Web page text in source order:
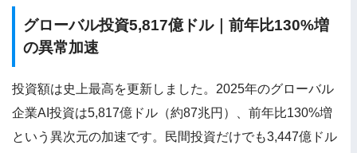
グローバル投資5,817億ドル｜前年比130%増
の異常加速
投資額は史上最高を更新しました。2025年のグローバル
企業AI投資は5,817億ドル（約87兆円）、前年比130%増
という異次元の加速です。民間投資だけでも3,447億ドル